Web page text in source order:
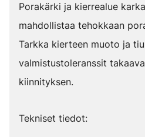
Porakärki ja kierrealue
mahdollistaa tehokkaan
Tarkka kierteen muoto ja
valmistustoleranssit
kiinnityksen.
Tekniset tiedot: